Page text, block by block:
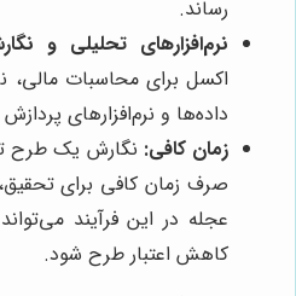
رساند.
نرم‌افزارهای تحلیلی و
اکسل برای محاسبات مالی،
داده‌ها و نرم‌افزارهای
زمان کافی: نگارش یک طرح
صرف زمان کافی برای
عجله در این فرآیند
کاهش اعتبار طرح شود.